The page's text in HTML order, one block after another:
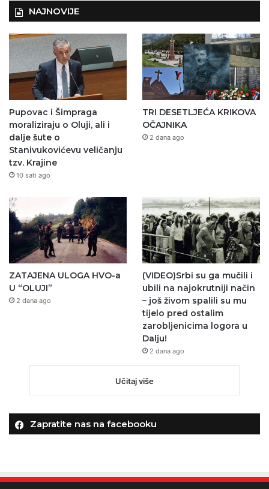
NAJNOVIJE
Pupovac i Šimpraga
moraliziraju o Oluji, ali i
dalje šute o
Stanivukovićevu veličanju
tzv. Krajine
10 sati ago
TRI DESETLJEĆA KRIKOVA
OČAJNIKA
2 dana ago
ZATAJENA ULOGA HVO-a
U “OLUJI”
2 dana ago
(VIDEO)Srbi su ga mučili i
ubili na najokrutniji način
– još živom spalili su mu
tijelo pred ostalim
zarobljenicima logora u
Dalju!
2 dana ago
Učitaj više
Zapratite nas na facebooku